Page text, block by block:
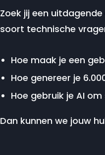
Zoek jij een
soort technische
Hoe maak je een
Hoe genereer je
Hoe gebruik je AI
Dan kunnen we jouw